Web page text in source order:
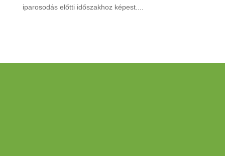
iparosodás előtti időszakhoz képest....